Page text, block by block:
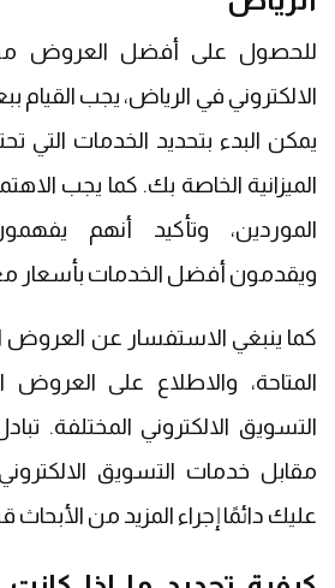
للحصول على أفضل العروض
الالكتروني في الرياض، يجب
يمكن البدء بتحديد الخدمات التي
الميزانية الخاصة بك. كما يجب
الموردين، وتأكيد أنهم
ويقدمون أفضل الخدمات بأسعار
كما ينبغي الاستفسار عن العروض
المتاحة، والاطلاع على
التسويق الالكتروني المختلفة.
مقابل خدمات التسويق
عليك دائمًا إجراء المزيد من الأبحاث